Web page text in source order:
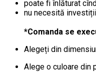
poate fi înlăturat
nu necesită
*Comanda se
Alegeți din
Alege o culoare din